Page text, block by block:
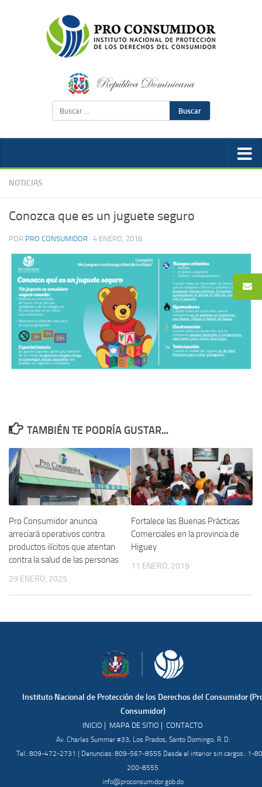
Buscar
NOTICIAS
Conozca que es un juguete seguro
POR PRO CONSUMIDOR · 4 ENERO, 2018
TAMBIÉN TE PODRÍA GUSTAR...
Pro Consumidor anuncia
arreciará operativos contra
productos ilícitos que atentan
contra la salud de las personas
29 ENERO, 2025
Fortalece las Buenas Prácticas
Comerciales en la provincia de
Higuey
11 ENERO, 2019
Instituto Nacional de Protección de los Derechos del Consumidor
Consumidor)
INICIO | MAPA DE SITIO | CONTACTO
Av. Charles Summer #33, Los Prados, Santo Domingo, R. D.
Tel.: 809-472-2731 | Denuncias: 809-567-8555 Desde el interior sin cargos.: 1-
200-8555
info@proconsumidor.gob.do